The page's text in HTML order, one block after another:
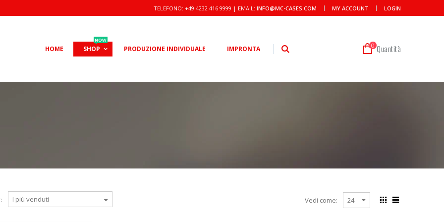
TELEFONO: +49 4232 416 9999 | EMAIL: INFO@MC-CASES.COM MY ACCOUNT LOGIN
HOME SHOP
NOW
PRODUZIONE INDIVIDUALE IMPRONTA 0 Quantità
Vedi come: